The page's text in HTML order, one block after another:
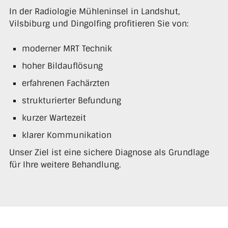
In der Radiologie Mühleninsel in Landshut,
Vilsbiburg und Dingolfing profitieren Sie von:
moderner MRT Technik
hoher Bildauflösung
erfahrenen Fachärzten
strukturierter Befundung
kurzer Wartezeit
klarer Kommunikation
Unser Ziel ist eine sichere Diagnose als Grundlage
für Ihre weitere Behandlung.